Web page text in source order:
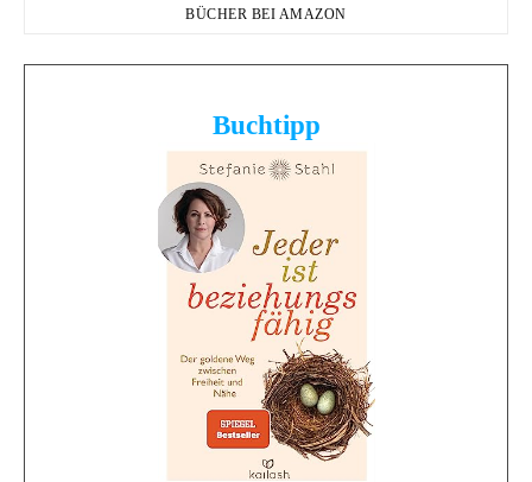
BÜCHER BEI AMAZON
Buchtipp